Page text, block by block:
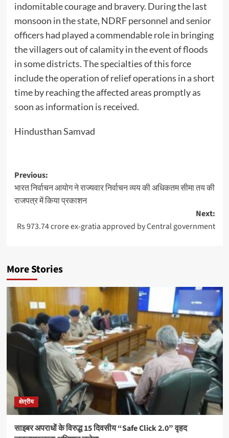
indomitable courage and bravery. During the last
monsoon in the state, NDRF personnel and senior
officers had played a commendable role in bringing
the villagers out of calamity in the event of floods
in some districts. The specialties of this force
include the operation of relief operations in a short
time by reaching the affected areas promptly as
soon as information is received.
Hindusthan Samvad
Post
navigation
Previous:
भारत निर्वाचन आयोग ने राज्यवार निर्वाचन व्यय की अधिकतम सीमा तय की
राजपत्र में किया प्रकाशन
Next:
Rs 973.74 crore ex-gratia approved by Central government
More Stories
क्षेत्रीय
साइबर अपराधों के विरुद्ध 15 दिवसीय “Safe Click 2.0” वृहद